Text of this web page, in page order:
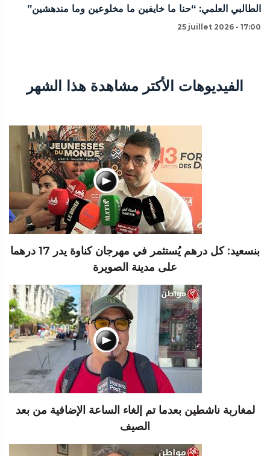
الطالبي العلمي: “حنا ما خايفين ما مخلوعين وما مندهشين”
25 juillet 2026 - 17:00
الفيديوهات الأكتر مشاهدة هذا الشهر
بنسعيد: كل درهم يُستثمر في مهرجان كناوة يدر 17 درهما
على مدينة الصويرة
لمغاربة ناشطين بعدما تم إلغاء الساعة الإضافية من بعد
الصيف